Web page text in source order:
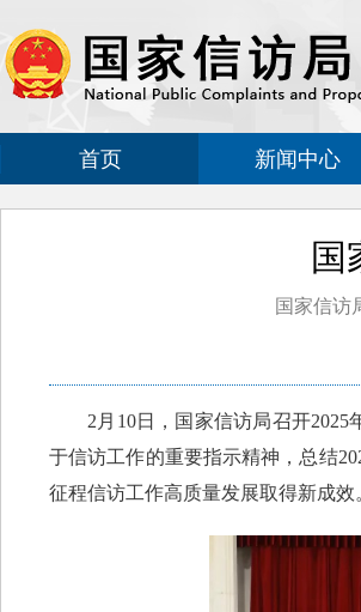
首页 新闻中心
国
国家信
2月10日，国家信访局召开2025
于信访工作的重要指示精神，总结
征程信访工作高质量发展取得新成